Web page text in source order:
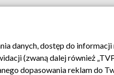
Kontakt
danych, dostęp do
(zwaną dalej również
dopasowania reklam do